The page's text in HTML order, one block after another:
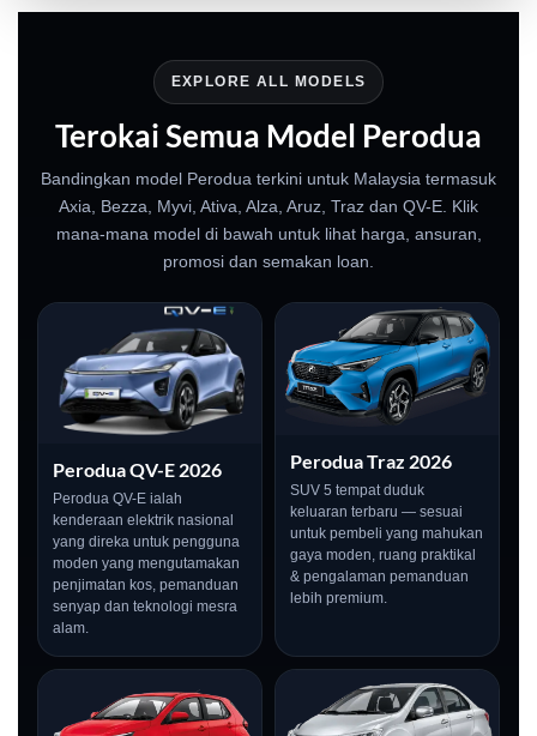
EXPLORE ALL MODELS
Terokai Semua Model Perodua
Bandingkan model Perodua terkini untuk Malaysia termasuk
Axia, Bezza, Myvi, Ativa, Alza, Aruz, Traz dan QV-E. Klik
mana-mana model di bawah untuk lihat harga, ansuran,
promosi dan semakan loan.
Perodua QV-E 2026
Perodua QV-E ialah
kenderaan elektrik nasional
yang direka untuk pengguna
moden yang mengutamakan
penjimatan kos, pemanduan
senyap dan teknologi mesra
alam.
Perodua Traz 2026
SUV 5 tempat duduk
keluaran terbaru — sesuai
untuk pembeli yang mahukan
gaya moden, ruang praktikal
& pengalaman pemanduan
lebih premium.